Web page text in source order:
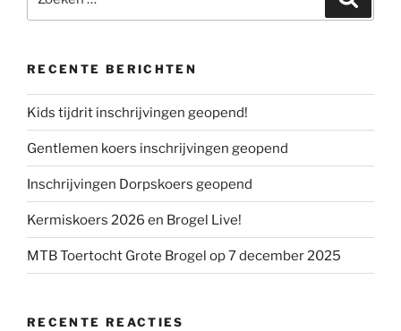
naar:
RECENTE BERICHTEN
Kids tijdrit inschrijvingen geopend!
Gentlemen koers inschrijvingen geopend
Inschrijvingen Dorpskoers geopend
Kermiskoers 2026 en Brogel Live!
MTB Toertocht Grote Brogel op 7 december 2025
RECENTE REACTIES